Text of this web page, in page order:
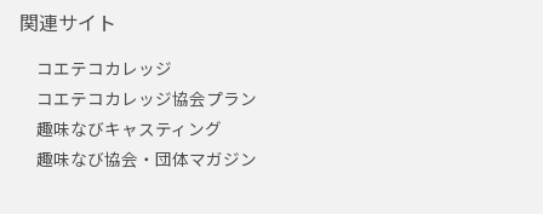
関連サイト
コエテコカレッジ
コエテコカレッジ協会プラン
趣味なびキャスティング
趣味なび協会・団体マガジン